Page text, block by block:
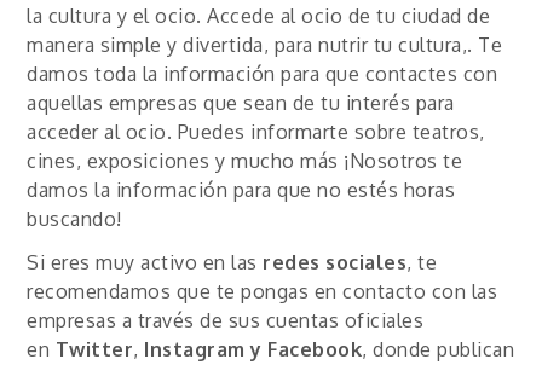
la cultura y el ocio. Accede al ocio de tu ciudad de
manera simple y divertida, para nutrir tu cultura,. Te
damos toda la información para que contactes con
aquellas empresas que sean de tu interés para
acceder al ocio. Puedes informarte sobre teatros,
cines, exposiciones y mucho más ¡Nosotros te
damos la información para que no estés horas
buscando!
Si eres muy activo en las redes sociales, te
recomendamos que te pongas en contacto con las
empresas a través de sus cuentas oficiales
en Twitter, Instagram y Facebook, donde publican